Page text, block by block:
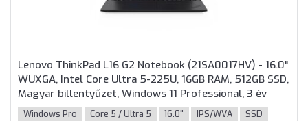
Lenovo ThinkPad L16 G2 Notebook (21SA0017HV) - 16.0"
WUXGA, Intel Core Ultra 5-225U, 16GB RAM, 512GB SSD,
Magyar billentyűzet, Windows 11 Professional, 3 év
garancia, Fekete színben
Windows Pro Core 5 / Ultra 5 16.0" IPS/WVA
SSD